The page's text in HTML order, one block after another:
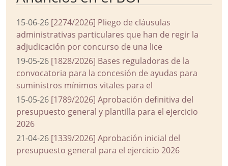
15-06-26 [2274/2026] Pliego de cláusulas
administrativas particulares que han de regir la
adjudicación por concurso de una lice
19-05-26 [1828/2026] Bases reguladoras de la
convocatoria para la concesión de ayudas para
suministros mínimos vitales para el
15-05-26 [1789/2026] Aprobación definitiva del
presupuesto general y plantilla para el ejercicio
2026
21-04-26 [1339/2026] Aprobación inicial del
presupuesto general para el ejercicio 2026